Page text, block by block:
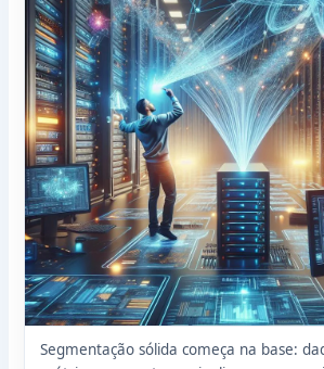
Segmentação sólida começa na base: